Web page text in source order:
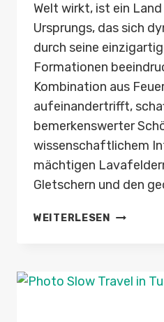
Welt wirkt, ist ein
Ursprungs, das sich
durch seine
Formationen
Kombination aus
aufeinandertrifft,
bemerkenswerter
wissenschaftlichem
mächtigen
Gletschern und den
WEITERLESEN
GEO-